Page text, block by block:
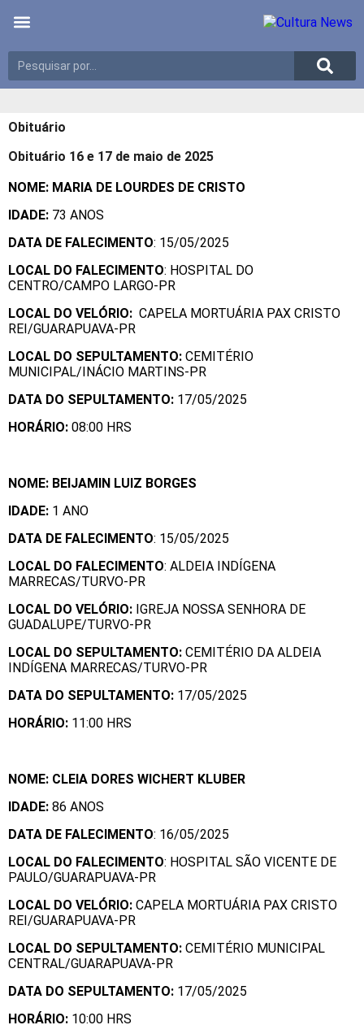
Obituário
Obituário 16 e 17 de maio de 2025
NOME: MARIA DE LOURDES DE CRISTO
IDADE: 73 ANOS
DATA DE FALECIMENTO: 15/05/2025
LOCAL DO FALECIMENTO: HOSPITAL DO
CENTRO/CAMPO LARGO-PR
LOCAL DO VELÓRIO: CAPELA MORTUÁRIA PAX CRISTO
REI/GUARAPUAVA-PR
LOCAL DO SEPULTAMENTO: CEMITÉRIO
MUNICIPAL/INÁCIO MARTINS-PR
DATA DO SEPULTAMENTO: 17/05/2025
HORÁRIO: 08:00 HRS
NOME: BEIJAMIN LUIZ BORGES
IDADE: 1 ANO
DATA DE FALECIMENTO: 15/05/2025
LOCAL DO FALECIMENTO: ALDEIA INDÍGENA
MARRECAS/TURVO-PR
LOCAL DO VELÓRIO: IGREJA NOSSA SENHORA DE
GUADALUPE/TURVO-PR
LOCAL DO SEPULTAMENTO: CEMITÉRIO DA ALDEIA
INDÍGENA MARRECAS/TURVO-PR
DATA DO SEPULTAMENTO: 17/05/2025
HORÁRIO: 11:00 HRS
NOME: CLEIA DORES WICHERT KLUBER
IDADE: 86 ANOS
DATA DE FALECIMENTO: 16/05/2025
LOCAL DO FALECIMENTO: HOSPITAL SÃO VICENTE DE
PAULO/GUARAPUAVA-PR
LOCAL DO VELÓRIO: CAPELA MORTUÁRIA PAX CRISTO
REI/GUARAPUAVA-PR
LOCAL DO SEPULTAMENTO: CEMITÉRIO MUNICIPAL
CENTRAL/GUARAPUAVA-PR
DATA DO SEPULTAMENTO: 17/05/2025
HORÁRIO: 10:00 HRS